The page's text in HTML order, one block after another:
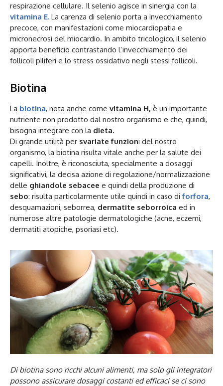
respirazione cellulare. Il selenio agisce in sinergia con la
vitamina E. La carenza di selenio porta a invecchiamento
precoce, con manifestazioni come miocardiopatia e
micronecrosi del miocardio. In ambito tricologico, il selenio
apporta beneficio contrastando l’invecchiamento dei
follicoli piliferi e lo stress ossidativo negli stessi follicoli.
Biotina
La biotina, nota anche come vitamina H, è un importante
nutriente non prodotto dal nostro organismo e che, quindi,
bisogna integrare con la dieta.
Di grande utilità per svariate funzioni del nostro
organismo, la biotina risulta vitale anche per la salute dei
capelli. Inoltre, è riconosciuta, specialmente a dosaggi
significativi, la decisa azione di regolazione/normalizzazione
delle ghiandole sebacee e quindi della produzione di
sebo: risulta particolarmente utile quindi in caso diforfora,
desquamazioni, seborrea, dermatite seborroica ed in
numerose altre patologie dermatologiche (acne, eczemi,
dermatiti atopiche, psoriasi etc).
Di biotina sono ricchi alcuni alimenti, ma solo gli integratori
possono assicurare dosaggi costanti ed efficaci se ci sono